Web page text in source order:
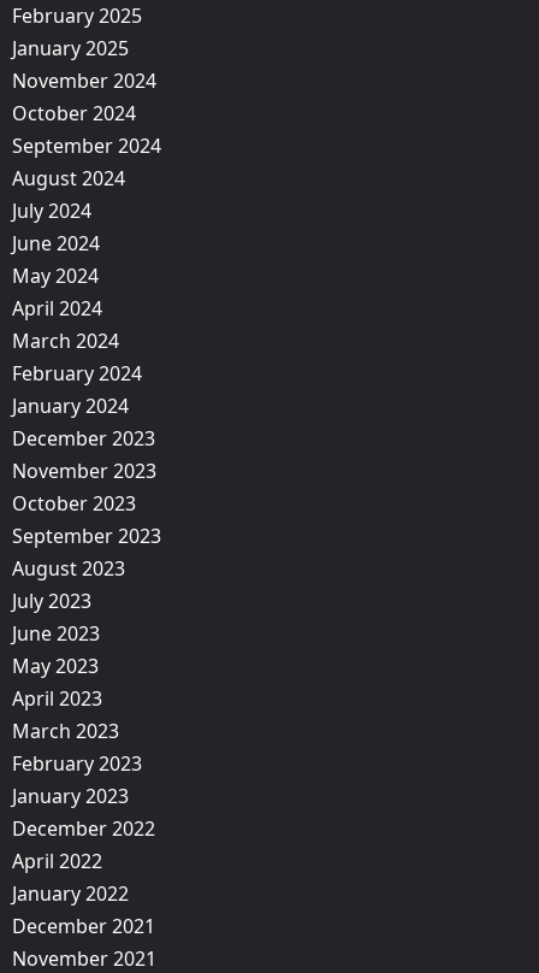
February 2025
January 2025
November 2024
October 2024
September 2024
August 2024
July 2024
June 2024
May 2024
April 2024
March 2024
February 2024
January 2024
December 2023
November 2023
October 2023
September 2023
August 2023
July 2023
June 2023
May 2023
April 2023
March 2023
February 2023
January 2023
December 2022
April 2022
January 2022
December 2021
November 2021